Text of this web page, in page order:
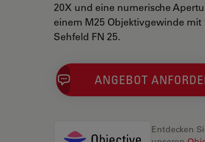
20X und eine numerische
einem M25 Objektivgewinde
Sehfeld FN 25.
ANGEBOT
Entdecken